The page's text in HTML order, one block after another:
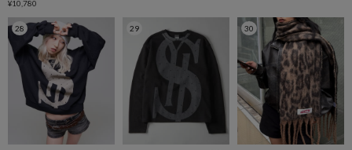
¥10,780
28 29 30